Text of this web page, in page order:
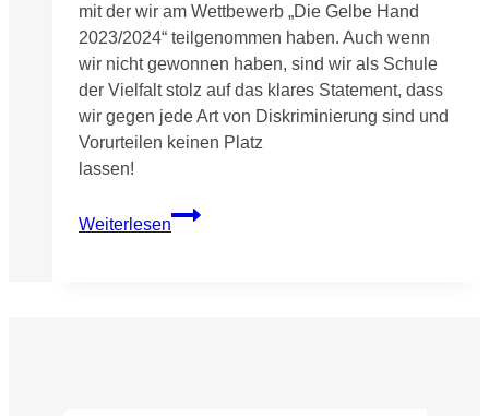
Berufe
schlau
mit der wir am Wettbewerb „Die Gelbe Hand
2023/2024“ teilgenommen haben. Auch wenn
wir nicht gewonnen haben, sind wir als Schule
der Vielfalt stolz auf das klares Statement, dass
wir gegen jede Art von Diskriminierung sind und
Vorurteilen keinen Platz
lassen!
Weiterlesen
Die
Gelbe